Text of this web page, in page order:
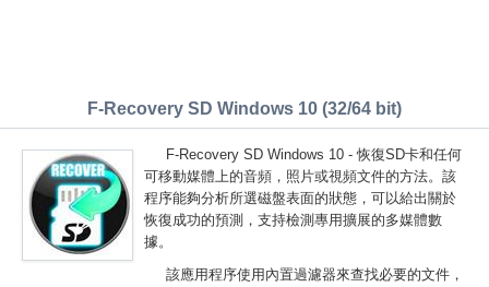
F-Recovery SD Windows 10 (32/64 bit)
F-Recovery SD Windows 10 - 恢復SD卡和任何
可移動媒體上的音頻，照片或視頻文件的方法。該
程序能夠分析所選磁盤表面的狀態，可以給出關於
恢復成功的預測，支持檢測專用擴展的多媒體數
據。
該應用程序使用內置過濾器來查找必要的文件，